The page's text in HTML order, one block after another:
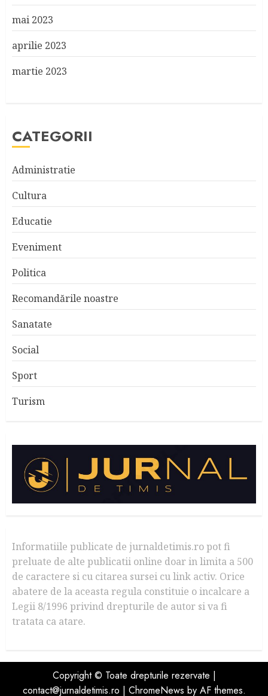
mai 2023
aprilie 2023
martie 2023
CATEGORII
Administratie
Cultura
Educatie
Eveniment
Politica
Recomandările noastre
Sanatate
Social
Sport
Turism
Informatiile publicate de jurnaldetimis.ro pot fi
preluate de alte publicatii online doar in limita a 500
de caractere si cu citarea sursei cu link activ. Orice
abatere de la aceasta regula constituie o incalcare a
Legii 8/1996 privind drepturile de autor si va fi
tratata ca atare.
Copyright © Toate drepturile rezervate |
contact@jurnaldetimis.ro | ChromeNews by AF themes.